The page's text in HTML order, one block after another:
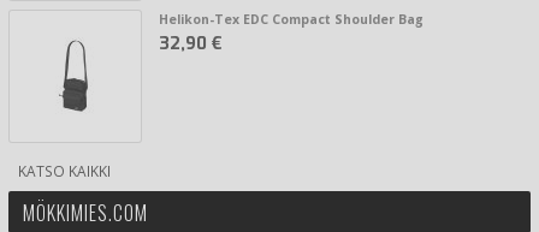
Helikon-Tex EDC Compact Shoulder Bag
32,90 €
KATSO KAIKKI
MÖKKIMIES.COM